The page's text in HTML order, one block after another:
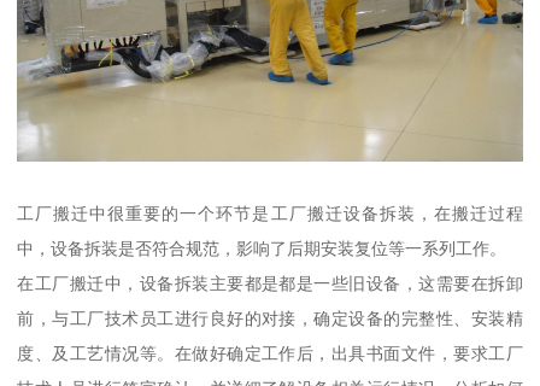
工厂搬迁中很重要的一个环节是工厂搬迁设备拆装，在搬迁过程
中，设备拆装是否符合规范，影响了后期安装复位等一系列工作。
在工厂搬迁中，设备拆装主要都是都是一些旧设备，这需要在拆卸
前，与工厂技术员工进行良好的对接，确定设备的完整性、安装精
度、及工艺情况等。在做好确定工作后，出具书面文件，要求工厂